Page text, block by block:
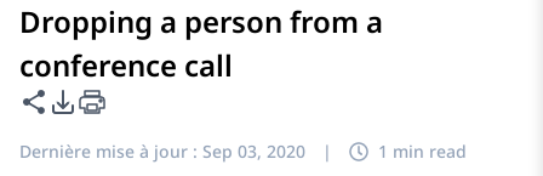
Dropping a person from a
conference call
Partager cette page
Options d'exportation PDF
Dernière mise à jour : Sep 03, 2020 | 1 min read